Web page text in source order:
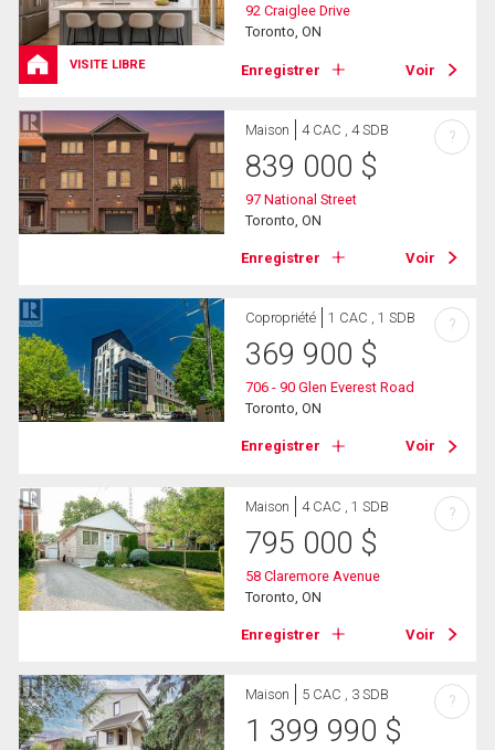
VISITE LIBRE
92 Craiglee Drive
Toronto, ON
Enregistrer Voir
Maison 4 CAC , 4 SDB
839 000 $
97 National Street
Toronto, ON
Enregistrer Voir
?
Copropriété 1 CAC , 1 SDB
369 900 $
706 - 90 Glen Everest Road
Toronto, ON
Enregistrer Voir
?
Maison 4 CAC , 1 SDB
795 000 $
58 Claremore Avenue
Toronto, ON
Enregistrer Voir
?
Maison 5 CAC , 3 SDB
1 399 990 $
?